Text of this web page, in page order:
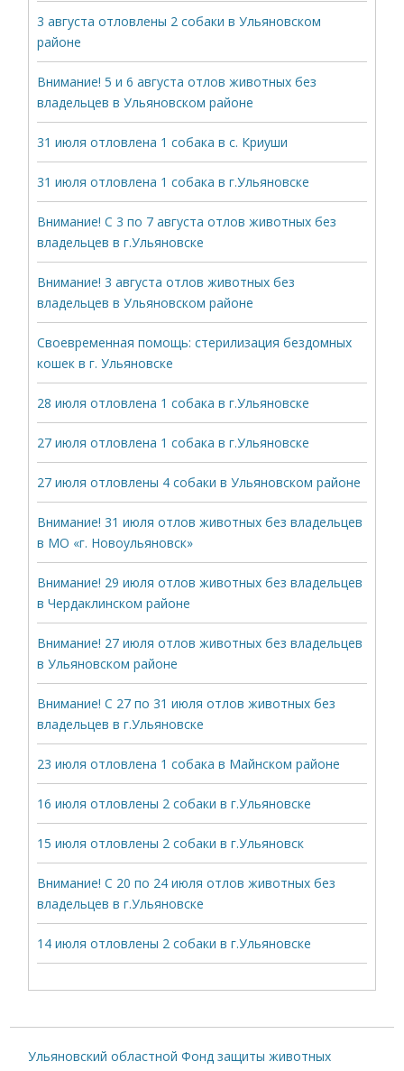
3 августа отловлены 2 собаки в Ульяновском
районе
Внимание! 5 и 6 августа отлов животных без
владельцев в Ульяновском районе
31 июля отловлена 1 собака в с. Криуши
31 июля отловлена 1 собака в г.Ульяновске
Внимание! С 3 по 7 августа отлов животных без
владельцев в г.Ульяновске
Внимание! 3 августа отлов животных без
владельцев в Ульяновском районе
Своевременная помощь: стерилизация бездомных
кошек в г. Ульяновске
28 июля отловлена 1 собака в г.Ульяновске
27 июля отловлена 1 собака в г.Ульяновске
27 июля отловлены 4 собаки в Ульяновском районе
Внимание! 31 июля отлов животных без владельцев
в МО «г. Новоульяновск»
Внимание! 29 июля отлов животных без владельцев
в Чердаклинском районе
Внимание! 27 июля отлов животных без владельцев
в Ульяновском районе
Внимание! С 27 по 31 июля отлов животных без
владельцев в г.Ульяновске
23 июля отловлена 1 собака в Майнском районе
16 июля отловлены 2 собаки в г.Ульяновске
15 июля отловлены 2 собаки в г.Ульяновск
Внимание! С 20 по 24 июля отлов животных без
владельцев в г.Ульяновске
14 июля отловлены 2 собаки в г.Ульяновске
Ульяновский областной Фонд защиты животных